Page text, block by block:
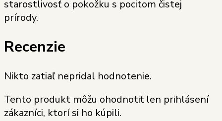
starostlivosť o pokožku s pocitom čistej
prírody.
Recenzie
Nikto zatiaľ nepridal hodnotenie.
Tento produkt môžu ohodnotiť len prihlásení
zákazníci, ktorí si ho kúpili.